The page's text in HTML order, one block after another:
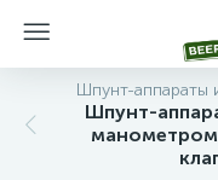
Шпунт-аппараты
Шпунт-